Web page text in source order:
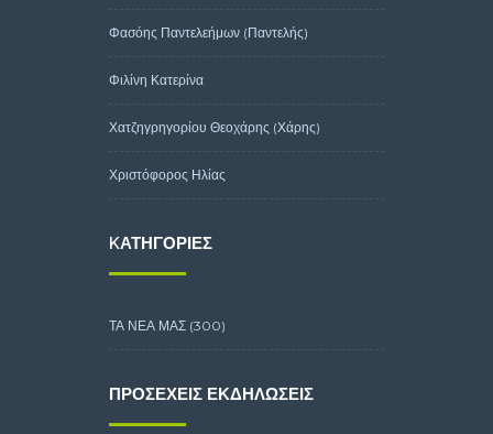
Φασόης Παντελεήμων (Παντελής)
Φιλίνη Κατερίνα
Χατζηγρηγορίου Θεοχάρης (Χάρης)
Χριστόφορος Ηλίας
KΑΤΗΓΟΡΊΕΣ
ΤΑ ΝΕΑ ΜΑΣ (300)
ΠΡΟΣΕΧΕΊΣ ΕΚΔΗΛΏΣΕΙΣ